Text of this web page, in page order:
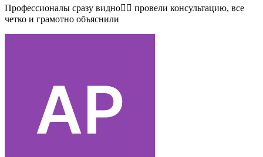
Профессионалы сразу видно👍🏻 провели консультацию, все
четко и грамотно объяснили